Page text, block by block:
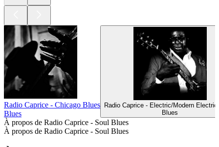
Radio Caprice - Chicago Blues
Blues
Radio Caprice - Electric/Modern
Blues
À propos de Radio Caprice - Soul Blues
À propos de Radio Caprice - Soul Blues